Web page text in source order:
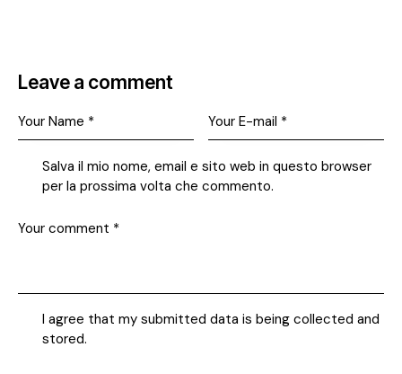
Leave a comment
Salva il mio nome, email e sito web in questo browser
per la prossima volta che commento.
I agree that my submitted data is being collected and
stored.